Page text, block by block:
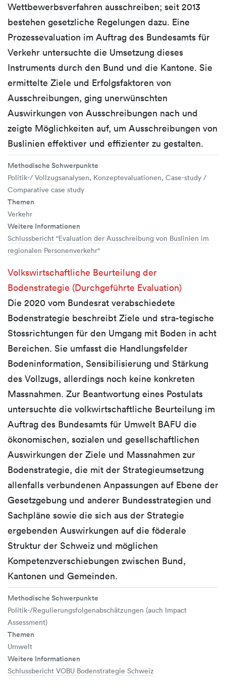
Wettbewerbsverfahren ausschreiben; seit 2013
bestehen gesetzliche Regelungen dazu. Eine
Prozessevaluation im Auftrag des Bundesamts für
Verkehr untersuchte die Umsetzung dieses
Instruments durch den Bund und die Kantone. Sie
ermittelte Ziele und Erfolgsfaktoren von
Ausschreibungen, ging unerwünschten
Auswirkungen von Ausschreibungen nach und
zeigte Möglichkeiten auf, um Ausschreibungen von
Buslinien effektiver und effizienter zu gestalten.
Methodische Schwerpunkte
Politik-/ Vollzugsanalysen, Konzeptevaluationen, Case-study /
Comparative case study
Themen
Verkehr
Weitere Informationen
Schlussbericht "Evaluation der Ausschreibung von Buslinien im
regionalen Personenverkehr"
Volkswirtschaftliche Beurteilung der
Bodenstrategie (Durchgeführte Evaluation)
Die 2020 vom Bundesrat verabschiedete
Bodenstrategie beschreibt Ziele und stra-tegische
Stossrichtungen für den Umgang mit Boden in acht
Bereichen. Sie umfasst die Handlungsfelder
Bodeninformation, Sensibilisierung und Stärkung
des Vollzugs, allerdings noch keine konkreten
Massnahmen. Zur Beantwortung eines Postulats
untersuchte die volkwirtschaftliche Beurteilung im
Auftrag des Bundesamts für Umwelt BAFU die
ökonomischen, sozialen und gesellschaftlichen
Auswirkungen der Ziele und Massnahmen zur
Bodenstrategie, die mit der Strategieumsetzung
allenfalls verbundenen Anpassungen auf Ebene der
Gesetzgebung und anderer Bundesstrategien und
Sachpläne sowie die sich aus der Strategie
ergebenden Auswirkungen auf die föderale
Struktur der Schweiz und möglichen
Kompetenzverschiebungen zwischen Bund,
Kantonen und Gemeinden.
Methodische Schwerpunkte
Politik-/Regulierungsfolgenabschätzungen (auch Impact
Assessment)
Themen
Umwelt
Weitere Informationen
Schlussbericht VOBU Bodenstrategie Schweiz